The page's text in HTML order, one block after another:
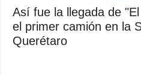
Así fue la llegada de
el primer camión en la
Querétaro